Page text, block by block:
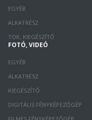
EGYÉB
ALKATRÉSZ
TOK, KIEGÉSZÍTŐ
FOTÓ, VIDEÓ
EGYÉB
ALKATRÉSZ
KIEGÉSZÍTŐ
DIGITÁLIS FÉNYKÉPEZŐGÉP